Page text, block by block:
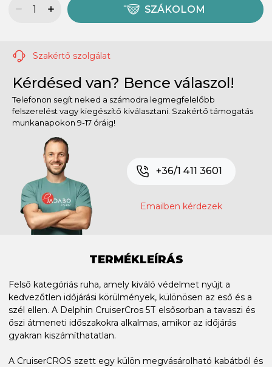
SZÁKOLOM
Szakértő szolgálat
Kérdésed van? Bence válaszol!
Telefonon segít neked a számodra legmegfelelőbb
felszerelést vagy kiegészítő kiválasztani. Szakértő támogatás
munkanapokon 9-17 óráig!
+36/1 411 3601
Emailben kérdezek
TERMÉKLEÍRÁS
Felső kategóriás ruha, amely kiváló védelmet nyújt a
kedvezőtlen időjárási körülmények, különösen az eső és a
szél ellen. A Delphin CruiserCros 5T elsősorban a tavaszi és
őszi átmeneti időszakokra alkalmas, amikor az időjárás
gyakran kiszámíthatatlan.
A CruiserCROS szett egy külön megvásárolható kabátból és